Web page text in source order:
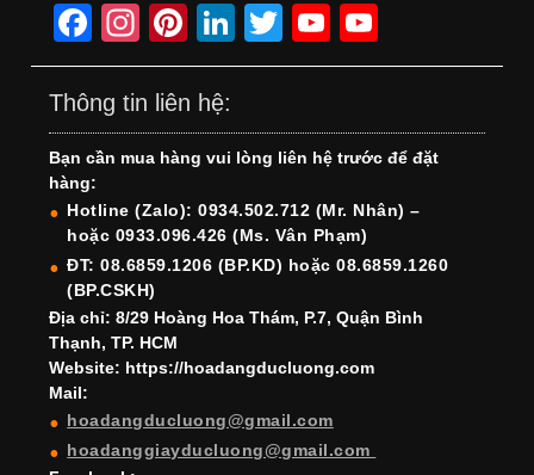
F
a
c
e
b
o
o
k
In
st
a
gr
a
m
Pi
nt
er
e
st
Li
n
e
dI
n
T
wi
er
Y
o
T
u
b
e
o
T
u
b
e
h
Thông tin liên hệ:
Bạn cần mua hàng vui lòng liên hệ trước để đặt
hàng:
Hotline (Zalo): 0934.502.712 (Mr. Nhân) –
hoặc 0933.096.426 (Ms. Vân Phạm)
ĐT: 08.6859.1206 (BP.KD) hoặc 08.6859.1260
(BP.CSKH)
Địa chỉ: 8/29 Hoàng Hoa Thám, P.7, Quận Bình
Thạnh, TP. HCM
Website: https://hoadangducluong.com
Mail:
hoadangducluong@gmail.com
hoadanggiayducluong@gmail.com